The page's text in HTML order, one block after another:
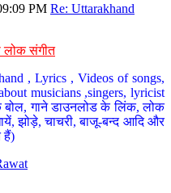
PM Re: Uttarakhand
लोक संगीत
, Lyrics , Videos of songs,
musicians ,singers, lyricist
बोल, गाने डाउनलोड के लिंक, लोक
झोड़े, चाचरी, बाजू-बन्द आदि और
हैं)